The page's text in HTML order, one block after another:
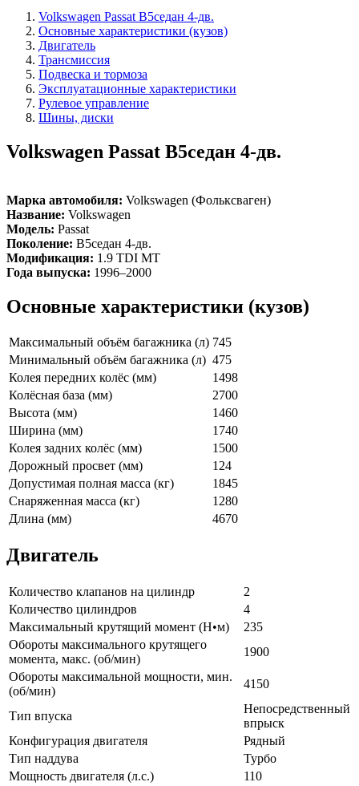
Volkswagen Passat B5седан 4-дв.
Основные характеристики (кузов)
Двигатель
Трансмиссия
Подвеска и тормоза
Эксплуатационные характеристики
Рулевое управление
Шины, диски
Volkswagen Passat B5седан 4-дв.
Марка автомобиля: Volkswagen (Фольксваген)
Название: Volkswagen
Модель: Passat
Поколение: B5седан 4-дв.
Модификация: 1.9 TDI MT
Года выпуска: 1996–2000
Основные характеристики (кузов)
Максимальный объём багажника (л) 745
Минимальный объём багажника (л) 475
Колея передних колёс (мм)
1498
Колёсная база (мм)
2700
Высота (мм)
1460
Ширина (мм)
1740
Колея задних колёс (мм)
1500
Дорожный просвет (мм)
124
Допустимая полная масса (кг)
1845
Снаряженная масса (кг)
1280
Длина (мм)
4670
Двигатель
Количество клапанов на цилиндр
2
Количество цилиндров
4
Максимальный крутящий момент (Н•м)
235
Обороты максимального крутящего
момента, макс. (об/мин)
1900
Обороты максимальной мощности, мин.
(об/мин)
4150
Тип впуска
Непосредственный
впрыск
Конфигурация двигателя
Рядный
Тип наддува
Турбо
Мощность двигателя (л.с.)
110